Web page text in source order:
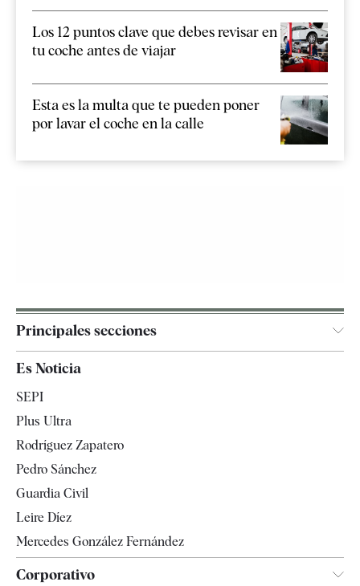
Los 12 puntos clave que debes revisar en
tu coche antes de viajar
Esta es la multa que te pueden poner
por lavar el coche en la calle
Principales secciones
España
Televisión
Es Noticia
SEPI
Plus Ultra
Rodríguez Zapatero
Pedro Sánchez
Guardia Civil
Leire Díez
Mercedes González Fernández
Corporativo